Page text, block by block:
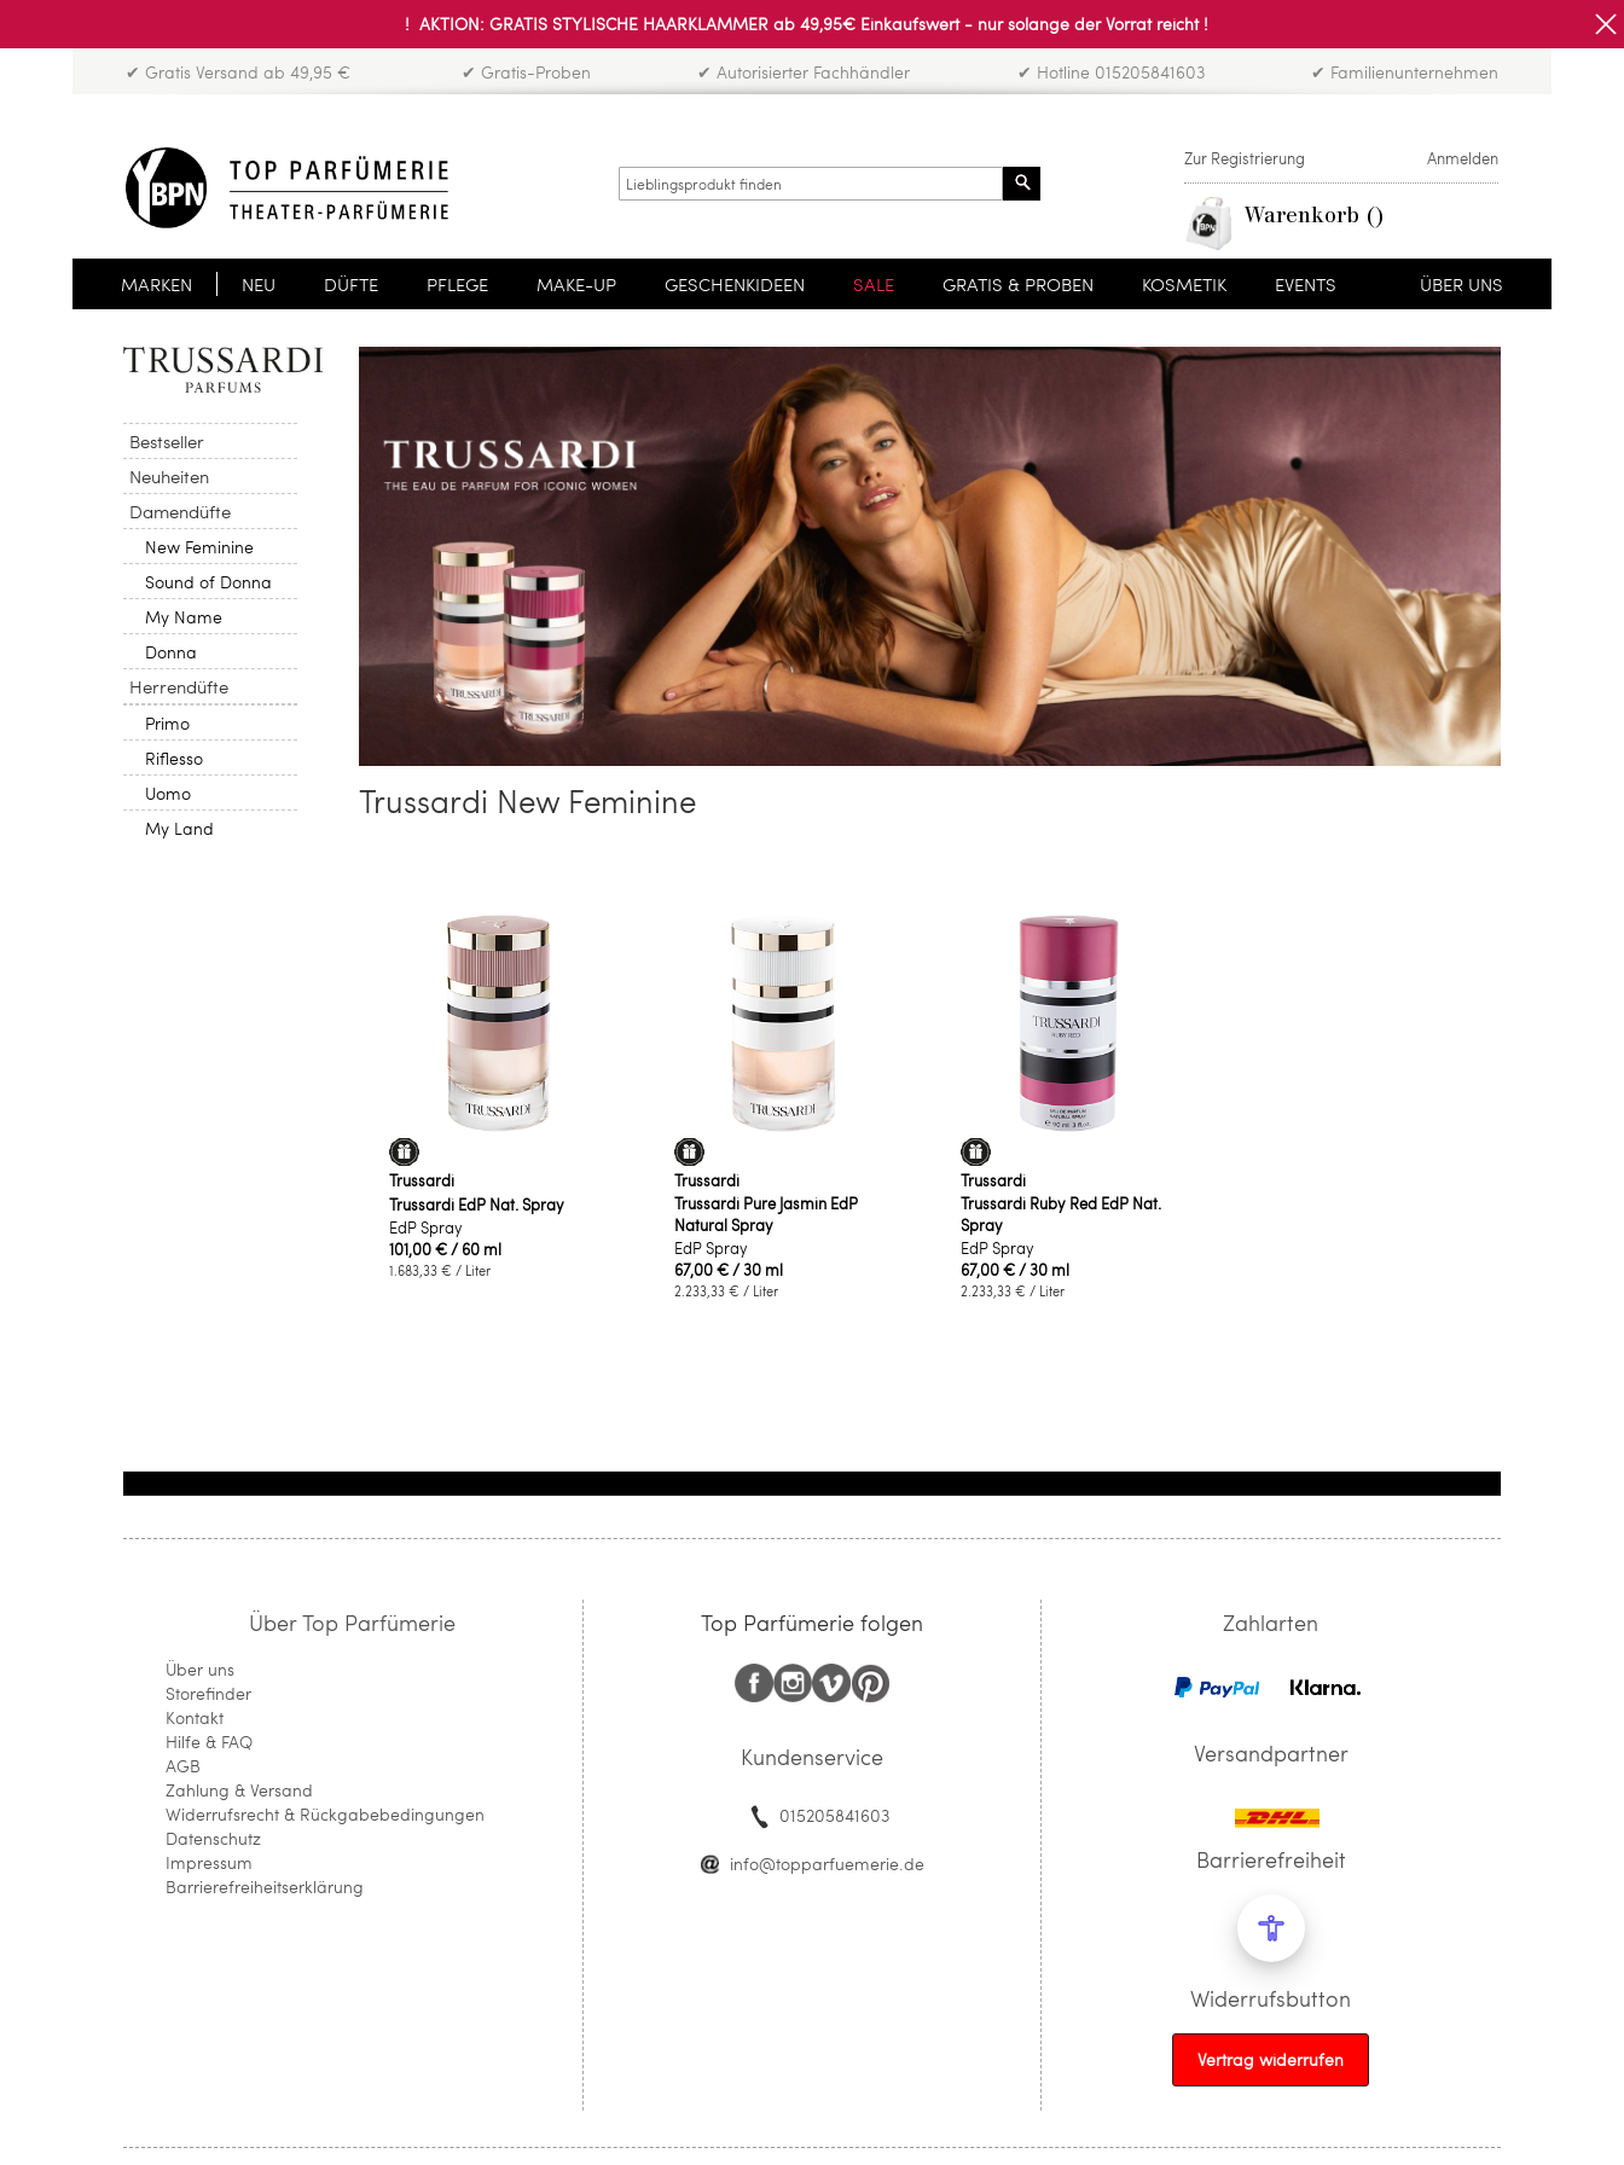
! AKTION: GRATIS STYLISCHE HAARKLAMMER ab 49,95€ Einkaufswert - nur solange der Vorrat reicht !
✔ Gratis Versand ab 49,95 € ✔ Gratis-Proben ✔ Autorisierter Fachhändler ✔ Hotline 015205841603 ✔ Familienunternehmen
Zur Registrierung Anmelden
Warenkorb
MARKEN NEU DÜFTE PFLEGE MAKE-UP GESCHENKIDEEN SALE GRATIS & PROBEN KOSMETIK EVENTS ÜBER UNS
Bestseller
Neuheiten
Damendüfte
New Feminine
Sound of Donna
My Name
Donna
Herrendüfte
Primo
Riflesso
Uomo
My Land
Trussardi New Feminine
Trussardi
Trussardi EdP Nat. Spray
EdP Spray
101,00 €/ 60 ml
1.683,33 € / Liter
Trussardi
Trussardi Pure Jasmin EdP
Natural Spray
EdP Spray
67,00 €/ 30 ml
2.233,33 € / Liter
Trussardi
Trussardi Ruby Red EdP Nat.
Spray
EdP Spray
67,00 €/ 30 ml
2.233,33 € / Liter
Über Top Parfümerie
Über uns
Storefinder
Kontakt
Hilfe & FAQ
AGB
Zahlung & Versand
Widerrufsrecht & Rückgabebedingungen
Datenschutz
Impressum
Barrierefreiheitserklärung
Top Parfümerie folgen
Kundenservice
015205841603
info@topparfuemerie.de
Zahlarten
Versandpartner
Barrierefreiheit
Widerrufsbutton
Vertrag widerrufen